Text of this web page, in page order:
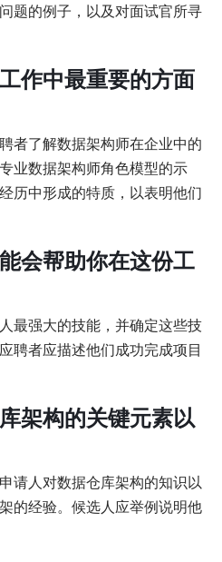
题的例子，以及对面试官所寻
作中最重要的方面
者了解数据架构师在企业中的
业数据架构师角色模型的示
历中形成的特质，以表明他们
会帮助你在这份工
最强大的技能，并确定这些技
聘者应描述他们成功完成项目
架构的关键元素以
请人对数据仓库架构的知识以
的经验。候选人应举例说明他